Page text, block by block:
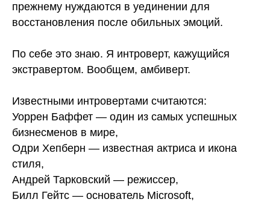
прежнему нуждаются в уединении для
восстановления после обильных эмоций.
По себе это знаю. Я интроверт, кажущийся
экстравертом. Вообщем, амбиверт.
Известными интровертами считаются:
Уоррен Баффет — один из самых успешных
бизнесменов в мире,
Одри Хепберн — известная актриса и икона
стиля,
Андрей Тарковский — режиссер,
Билл Гейтс — основатель Microsoft,